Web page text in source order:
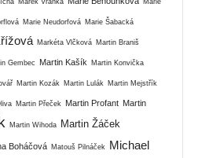
Marie Neudorfová Marie Šabacká
Markéta Vlčková Martin Braniš
Gembec Martin Kašík Martin Konvička
Martin Kozák Martin Lulák Martin Mejstřík
Martin Přeček Martin Profant Martin
Martin Wihoda Martin Žáček
Boháčová Matouš Pilnáček
Michael